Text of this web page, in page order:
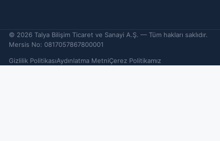
© 2026 Talya Bilişim Ticaret ve Sanayi A.Ş. — Tüm hakları saklıdır.
Mersis No: 0817057867800001
Gizlilik PolitikasıAydınlatma MetniÇerez Politikamız